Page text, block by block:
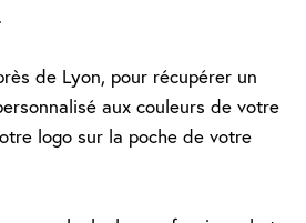
de Lyon, pour récupérer un
aux couleurs de votre
logo sur la poche de votre